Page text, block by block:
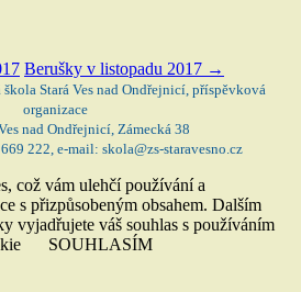
Berušky v listopadu 2017 →
Stará Ves nad Ondřejnicí, příspěvková
organizace
nad Ondřejnicí, Zámecká 38
222, e-mail: skola@zs-staravesno.cz
což vám ulehčí používání a
s přizpůsobeným obsahem. Dalším
vyjadřujete váš souhlas s používáním
SOUHLASÍM